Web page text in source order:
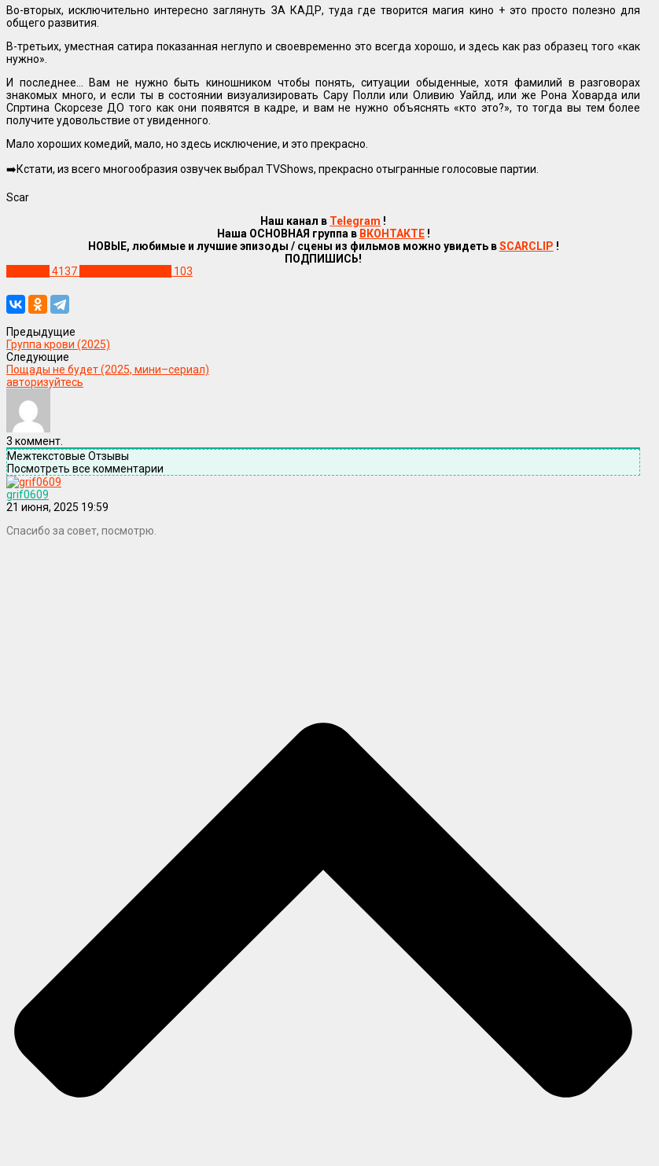
Во-вторых, исключительно интересно заглянуть ЗА КАДР, туда где творится магия кино + это просто полезно для
общего развития.
В-третьих, уместная сатира показанная неглупо и своевременно это всегда хорошо, и здесь как раз образец того «как
нужно».
И последнее… Вам не нужно быть киношником чтобы понять, ситуации обыденные, хотя фамилий в разговорах
знакомых много, и если ты в состоянии визуализировать Сару Полли или Оливию Уайлд, или же Рона Ховарда или
Спртина Скорсезе ДО того как они появятся в кадре, и вам не нужно объяснять «кто это?», то тогда вы тем более
получите удовольствие от увиденного.
Мало хороших комедий, мало, но здесь исключение, и это прекрасно.
➡️Кстати, из всего многообразия озвучек выбрал TVShows, прекрасно отыгранные голосовые партии.
Scar
Наш канал в Telegram !
Наша ОСНОВНАЯ группа в ВКОНТАКТЕ!
НОВЫЕ, любимые и лучшие эпизоды / сцены из фильмов можно увидеть вSCARCLIP !
ПОДПИШИСЬ!
4137 103
Предыдущие
Группа крови (2025)
Следующие
Пощады не будет (2025, мини–сериал)
авторизуйтесь
3 коммент.
Межтекстовые Отзывы
Посмотреть все комментарии
grif0609
21 июня, 2025 19:59
Спасибо за совет, посмотрю.